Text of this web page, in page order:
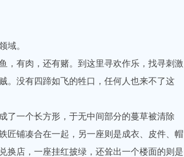
域。
有肉，还有赌。到这里寻欢作乐，找寻刺激
。没有四蹄如飞的牲口，任何人也来不了这
一个长方形，于无中间部分的蔓草被清除
匠铺凑合在一起，另一座则是成衣、皮件、帽
换店，一座挂红披绿，还耸出一个楼面的则是